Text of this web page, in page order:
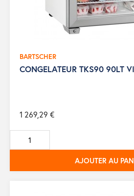
BARTSCHER
CONGELATEUR TKS90 90LT
1 269,29 €
AJOUTER AU